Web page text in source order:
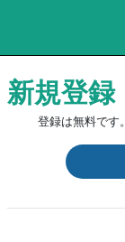
新規登録
登録は無料です